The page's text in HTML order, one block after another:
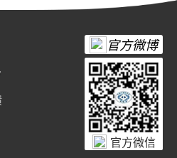
官方微博
官方微信